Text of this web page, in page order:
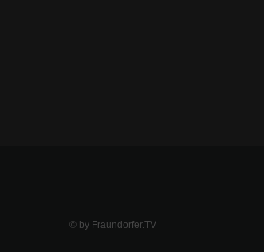
© by Fraundorfer.TV